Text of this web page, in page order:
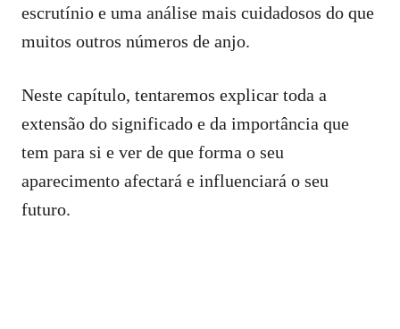
escrutínio e uma análise mais cuidadosos do que
muitos outros números de anjo.
Neste capítulo, tentaremos explicar toda a
extensão do significado e da importância que
tem para si e ver de que forma o seu
aparecimento afectará e influenciará o seu
futuro.